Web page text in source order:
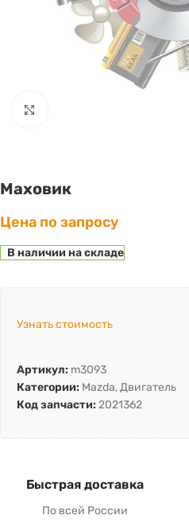
Маховик
Цена по запросу
В наличии на складе
Узнать стоимость
Артикул: m3093
Категории: Mazda,Двигатель
Код запчасти: 2021362
Быстрая доставка
По всей России